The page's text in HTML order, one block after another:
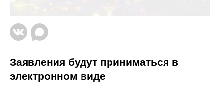
Заявления будут приниматься в
электронном виде